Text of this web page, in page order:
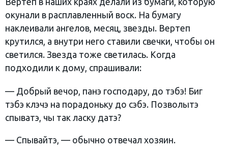
окунали в расплавленный воск. На бумагу
наклеивали ангелов, месяц, звезды. Вертеп
крутился, а внутри него ставили свечки, чтобы он
светился. Звезда тоже светилась. Когда
подходили к дому, спрашивали:
— Добрый вечор, панэ господару, до тэбэ! Биг
тэбэ клэчэ на порадоньку до сэбэ. Позволытэ
спыватэ, чы так ласку датэ?
— Спывайтэ, — обычно отвечал хозяин.